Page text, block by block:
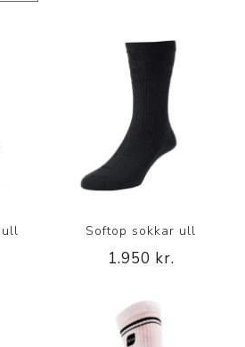
Softop sokkar ull
1.950 kr.